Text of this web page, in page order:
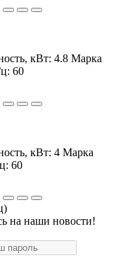
кВт: 4.8 Марка
60
кВт: 4 Марка
60
на наши новости!